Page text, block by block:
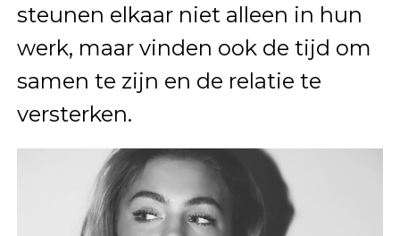
steunen elkaar niet alleen in hun
werk, maar vinden ook de tijd om
samen te zijn en de relatie te
versterken.